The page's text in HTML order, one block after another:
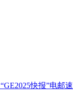
快报”电邮